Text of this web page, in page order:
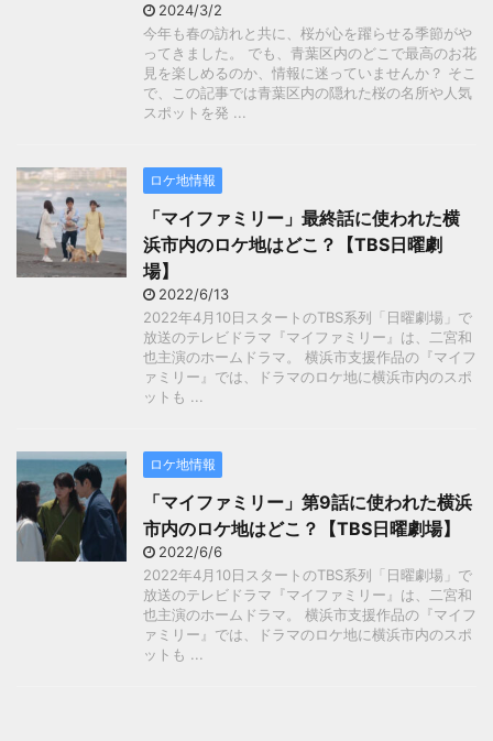
2024/3/2
今年も春の訪れと共に、桜が心を躍らせる季節がや
ってきました。 でも、青葉区内のどこで最高のお花
見を楽しめるのか、情報に迷っていませんか？ そこ
で、この記事では青葉区内の隠れた桜の名所や人気
スポットを発 ...
ロケ地情報
「マイファミリー」最終話に使われた横
浜市内のロケ地はどこ？【TBS日曜劇
場】
2022/6/13
2022年4月10日スタートのTBS系列「日曜劇場」で
放送のテレビドラマ『マイファミリー』は、二宮和
也主演のホームドラマ。 横浜市支援作品の『マイフ
ァミリー』では、ドラマのロケ地に横浜市内のスポ
ットも ...
ロケ地情報
「マイファミリー」第9話に使われた横浜
市内のロケ地はどこ？【TBS日曜劇場】
2022/6/6
2022年4月10日スタートのTBS系列「日曜劇場」で
放送のテレビドラマ『マイファミリー』は、二宮和
也主演のホームドラマ。 横浜市支援作品の『マイフ
ァミリー』では、ドラマのロケ地に横浜市内のスポ
ットも ...